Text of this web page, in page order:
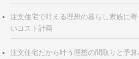
注文住宅で叶える理想の暮らし家族に
いコスト計画
注文住宅だから叶う理想の間取りと予